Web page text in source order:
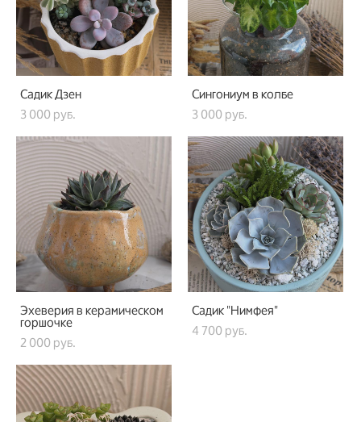
Садик Дзен
3 000 pуб.
Сингониум в колбе
3 000 pуб.
Эхеверия в керамическом
горшочке
2 000 pуб.
Садик "Нимфея"
4 700 pуб.